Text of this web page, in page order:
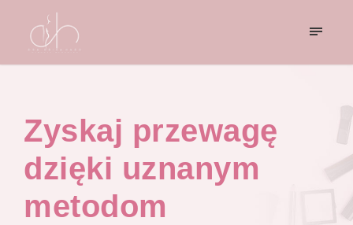
Zyskaj przewagę
dzięki uznanym
metodom